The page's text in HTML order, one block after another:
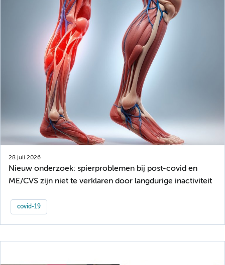
28 juli 2026
Nieuw onderzoek: spierproblemen bij post-covid en
ME/CVS zijn niet te verklaren door langdurige inactiviteit
covid-19